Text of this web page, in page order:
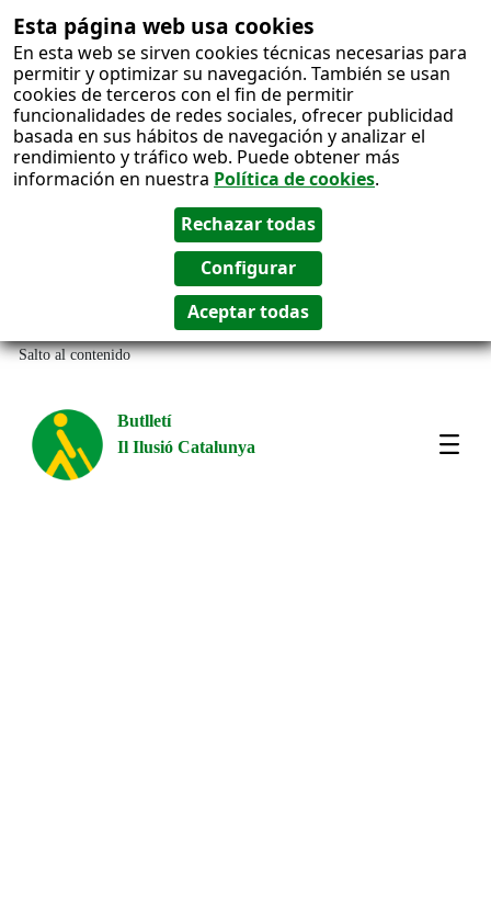
Esta página web usa cookies
En esta web se sirven cookies técnicas necesarias para
permitir y optimizar su navegación. También se usan
cookies de terceros con el fin de permitir
funcionalidades de redes sociales, ofrecer publicidad
basada en sus hábitos de navegación y analizar el
rendimiento y tráfico web. Puede obtener más
información en nuestra Política de cookies.
Salto al contenido
Butlletí
Il Ilusió Catalunya